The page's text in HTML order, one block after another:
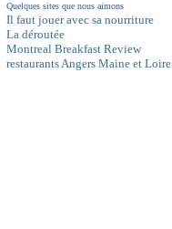
Quelques sites que nous aimons
Il faut jouer avec sa nourriture
La déroutée
Montreal Breakfast Review
restaurants Angers Maine et Loire